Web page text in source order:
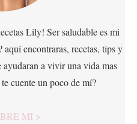
Lily! Ser saludable es mi
encontraras, recetas, tips y
ayudaran a vivir una vida mas
cuente un poco de mí?
MI >